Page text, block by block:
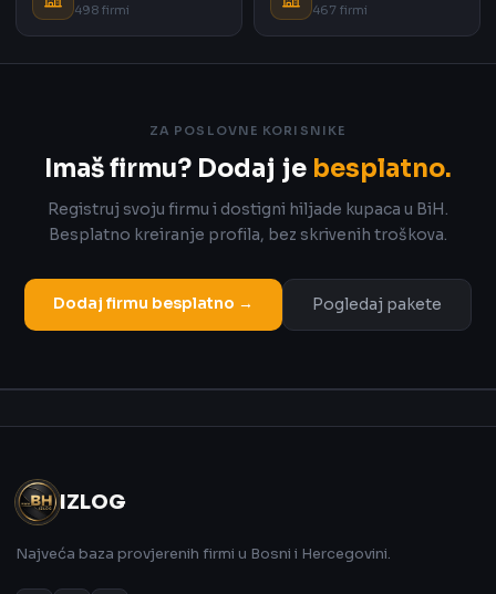
498 firmi 467 firmi
ZA POSLOVNE KORISNIKE
Imaš firmu? Dodaj je besplatno.
Registruj svoju firmu i dostigni hiljade kupaca u BiH.
Besplatno kreiranje profila, bez skrivenih troškova.
Dodaj firmu besplatno → Pogledaj pakete
IZLOG
Najveća baza provjerenih firmi u Bosni i Hercegovini.